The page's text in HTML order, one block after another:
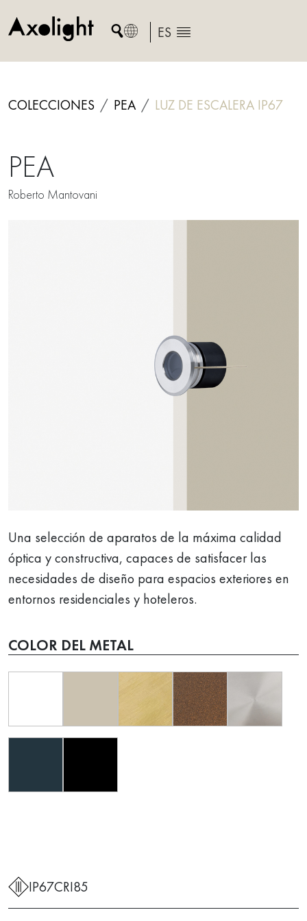
to
ES
COLECCIONES PEA LUZ DE ESCALERA IP67
PEA
Roberto Mantovani
Una selección de aparatos de la máxima calidad
óptica y constructiva, capaces de satisfacer las
necesidades de diseño para espacios exteriores en
entornos residenciales y hoteleros.
COLOR DEL METAL
IP67CRI85